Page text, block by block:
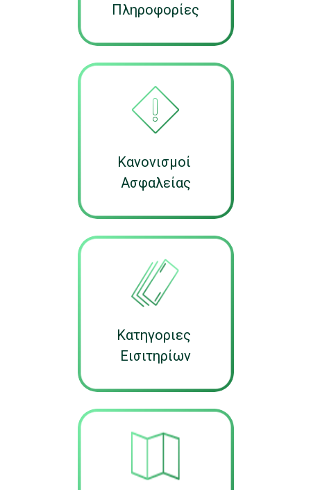
Πληροφορίες
Κανονισμοί
Ασφαλείας
Κατηγοριες
Εισιτηρίων